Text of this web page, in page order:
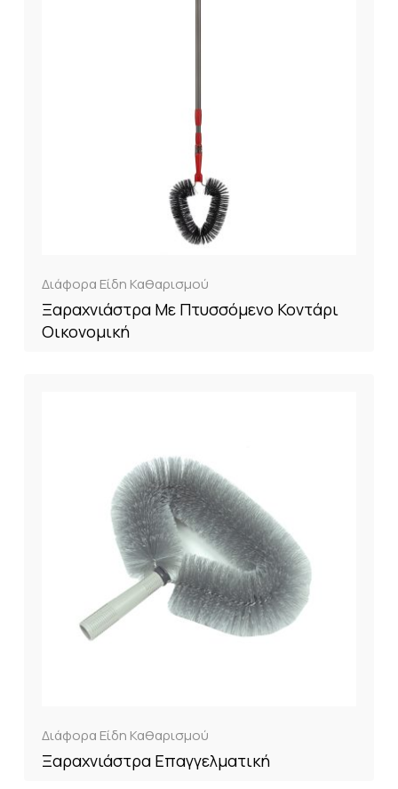
Διάφορα Είδη Καθαρισμού
Ξαραχνιάστρα Με Πτυσσόμενο Κοντάρι
Οικονομική
Διάφορα Είδη Καθαρισμού
Ξαραχνιάστρα Επαγγελματική